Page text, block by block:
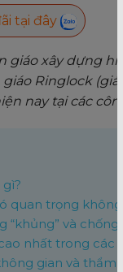
tại đây
giáo xây dựng
Ringlock
nay tại các
quan trọng không?
“khủng” và chống
nhất trong các
gian và thẩm